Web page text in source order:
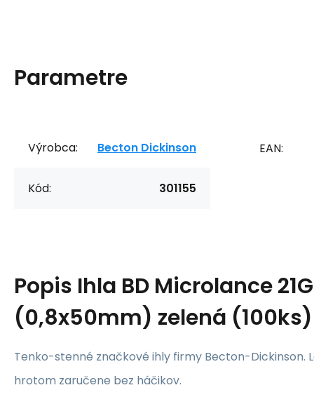
Parametre
Výrobca: Becton Dickinson
Kód: 301155
EAN:
Popis Ihla BD Microlance 21G
(0,8x50mm) zelená (100ks)
Tenko-stenné značkové ihly firmy Becton-Dickinson.
hrotom zaručene bez háčikov.